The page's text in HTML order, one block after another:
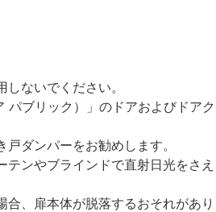
ないでください。
ブリック）」のドアおよびドア
ダンパーをお勧めします。
ンやブラインドで直射日光をさえ
、扉本体が脱落するおそれがあり